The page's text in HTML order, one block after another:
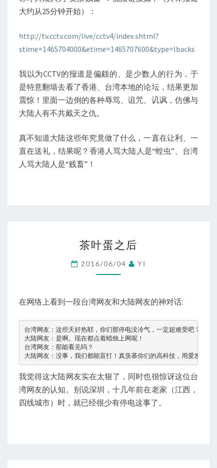
大约从25分钟开始）：
http://tv.cctv.com/live/cctv4/index.shtml?
stime=1465704000&etime=1465707600&type=lbacks
我以为CCTV的报道是偏颇的、是少数人的行为，于
是特意翻墙去看了香港、台湾本地的论坛，结果更加
震惊！里面一边倒的各种辱骂、诅咒、讥讽，仿佛与
大陆人有不共戴天之仇。
真不知道大陆这些年究竟做了什么，一直在让利、一
直在送礼，结果呢？香港人骂大陆人是“蝗虫”、台湾
人骂大陆人是“贱畜”！
叶
蛋
之
茶叶蛋之后
2016/06/04 YI
在网络上看到一段台湾网友和大陆网友的神对话:
台湾网友：这些天好热耶，你们那停电没冷气，一定超难受吧？
大陆网友：是啊。现在都点着蜡烛上网呢！
台湾网友：那能看见吗？
大陆网友：没事，我们都能盲打！真羡慕你们的高科技，用爱发电！
我觉得这大陆网友实在太狠了，同时也很惊讶这位台
湾网友的认知。别说深圳，十几年前在老家（江西，
四线城市）时，就已经很少有停电这事了。